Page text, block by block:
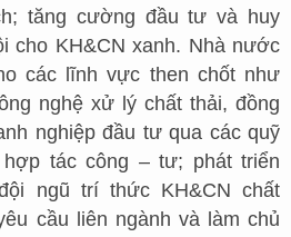
tăng cường đầu tư và huy
cho KH&CN xanh. Nhà nước
các lĩnh vực then chốt như
nghệ xử lý chất thải, đồng
nghiệp đầu tư qua các quỹ
tác công – tư; phát triển
ngũ trí thức KH&CN chất
cầu liên ngành và làm chủ